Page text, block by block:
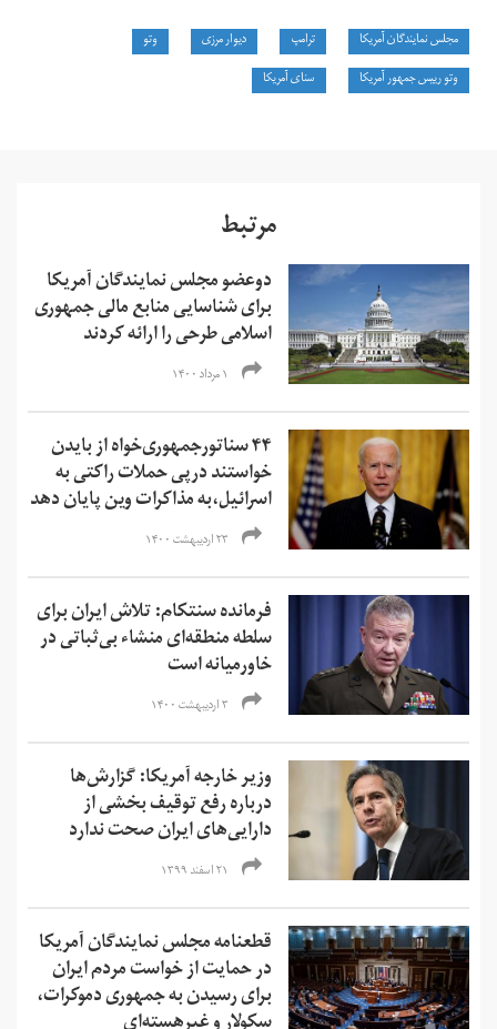
مجلس نمایندگان آمریکا ترامپ دیوار مرزی
وتو
وتو رییس جمهور آمریکا
سنای آمریکا
مرتبط
دوعضو مجلس نمایندگان آمریکا
برای شناسایی منابع مالی جمهوری
اسلامی طرحی را ارائه کردند
۱ مرداد ۱۴۰۰
۴۴ سناتورجمهوری‌خواه از بایدن
خواستند درپی حملات راکتی به
اسرائیل،به مذاکرات وین پایان دهد
۲۳ اردیبهشت ۱۴۰۰
فرمانده سنتکام: تلاش ایران برای
سلطه منطقه‌ای منشاء بی‌ثباتی در
خاورمیانه است
۳ اردیبهشت ۱۴۰۰
وزیر خارجه آمریکا: گزارش‌ها
درباره رفع توقیف بخشی از
دارایی‌های ایران صحت ندارد
۲۱ اسفند ۱۳۹۹
قطعنامه مجلس نمایندگان آمریکا
در حمایت از خواست مردم ایران
برای رسیدن به جمهوری دموکرات،